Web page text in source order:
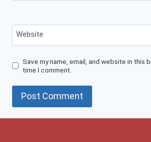
Website
Save my name, email, and website in this
time I comment.